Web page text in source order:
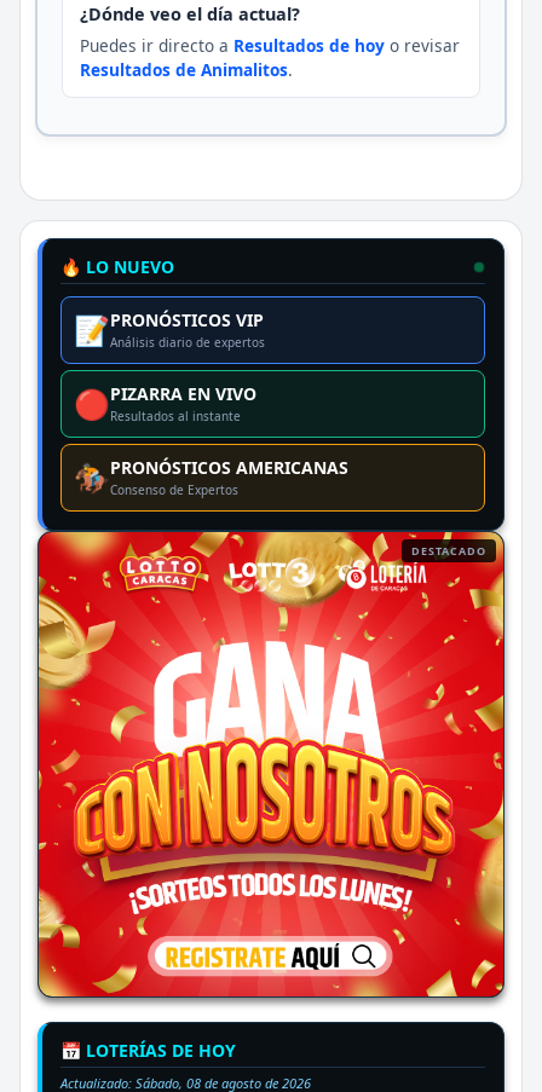
¿Dónde veo el día actual?
Puedes ir directo a Resultados de hoy o revisar
Resultados de Animalitos.
🔥 LO NUEVO
📝PRONÓSTICOS VIP
Análisis diario de expertos
🔴PIZARRA EN VIVO
Resultados al instante
🏇PRONÓSTICOS AMERICANAS
Consenso de Expertos
DESTACADO
📅 LOTERÍAS DE HOY
Actualizado: Sábado, 08 de agosto de 2026